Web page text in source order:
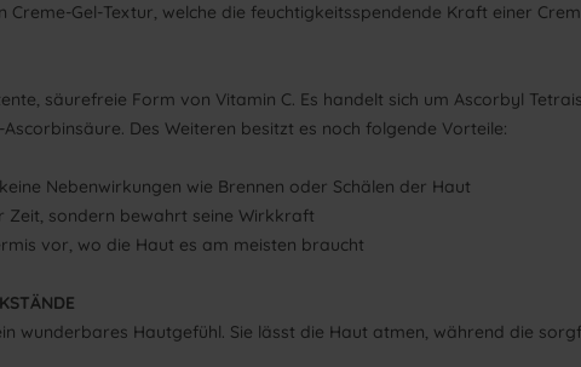
Gel-Textur, welche die feuchtigkeitsspendende Kraft einer
säurefreie Form von Vitamin C. Es handelt sich um Ascorbyl
Des Weiteren besitzt es noch folgende Vorteile:
Nebenwirkungen wie Brennen oder Schälen der Haut
Zeit, sondern bewahrt seine Wirkkraft
vor, wo die Haut es am meisten braucht
wunderbares Hautgefühl. Sie lässt die Haut atmen, während die